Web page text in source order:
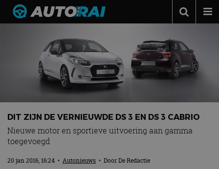
Podcast
Autotests
Automerken
MotorRAI.nl
DIT ZIJN DE VERNIEUWDE DS 3 EN DS 3 CABRIO
Nieuwe motor en sportieve uitvoering aan gamma
toegevoegd
20 jan 2016, 16:24 • Autonieuws • DoorDe Redactie